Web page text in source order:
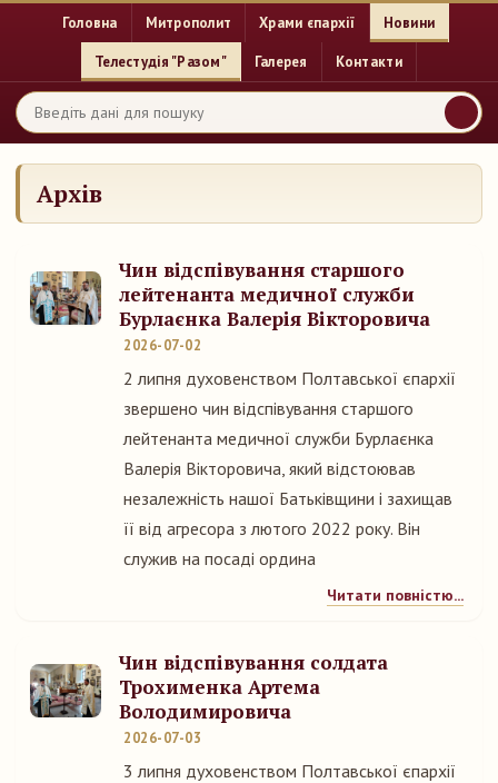
Головна Митрополит Храми єпархії Новини
Телестудія "Разом" Галерея Контакти
Архів
Чин відспівування старшого
лейтенанта медичної служби
Бурлаєнка Валерія Вікторовича
2026-07-02
2 липня духовенством Полтавської єпархії
звершено чин відспівування старшого
лейтенанта медичної служби Бурлаєнка
Валерія Вікторовича, який відстоював
незалежність нашої Батьківщини і захищав
її від агресора з лютого 2022 року. Він
служив на посаді ордина
Читати повністю...
Чин відспівування солдата
Трохименка Артема
Володимировича
2026-07-03
3 липня духовенством Полтавської єпархії